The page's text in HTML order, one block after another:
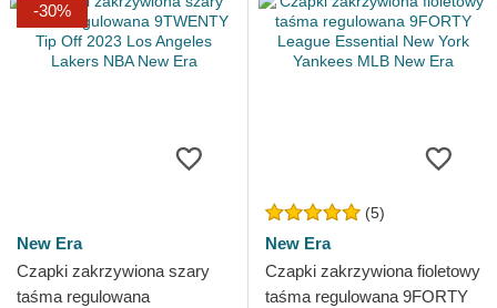
-30%
New Era
Czapki zakrzywiona szary
taśma regulowana
(5)
New Era
Czapki zakrzywiona fioletowy
taśma regulowana 9FORTY